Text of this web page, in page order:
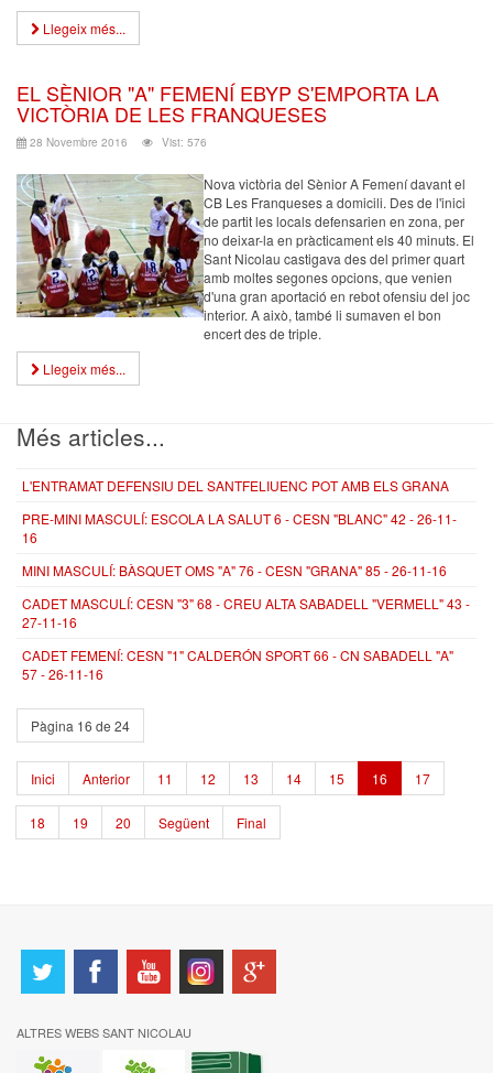
Llegeix més...
EL SÈNIOR "A" FEMENÍ EBYP S'EMPORTA LA
VICTÒRIA DE LES FRANQUESES
28 Novembre 2016 Vist: 576
Nova victòria del Sènior A Femení davant el
CB Les Franqueses a domicili. Des de l'inici
de partit les locals defensarien en zona, per
no deixar-la en pràcticament els 40 minuts. El
Sant Nicolau castigava des del primer quart
amb moltes segones opcions, que venien
d'una gran aportació en rebot ofensiu del joc
interior. A això, també li sumaven el bon
encert des de triple.
Llegeix més...
Més articles...
L'ENTRAMAT DEFENSIU DEL SANTFELIUENC POT AMB ELS GRANA
PRE-MINI MASCULÍ: ESCOLA LA SALUT 6 - CESN "BLANC" 42 - 26-11-
16
MINI MASCULÍ: BÀSQUET OMS "A" 76 - CESN "GRANA" 85 - 26-11-16
CADET MASCULÍ: CESN "3" 68 - CREU ALTA SABADELL "VERMELL" 43 -
27-11-16
CADET FEMENÍ: CESN "1" CALDERÓN SPORT 66 - CN SABADELL "A"
57 - 26-11-16
Pàgina 16 de 24
Inici Anterior 11 12 13 14 15 16 17
18 19 20 Següent Final
ALTRES WEBS SANT NICOLAU